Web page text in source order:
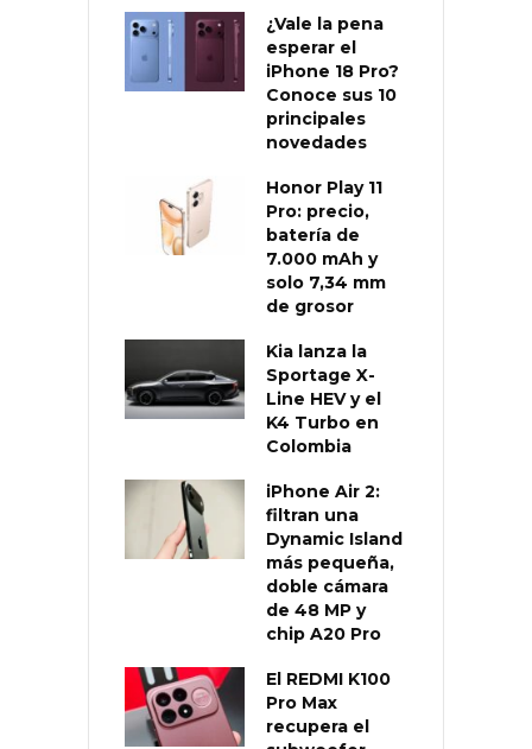
¿Vale la pena
esperar el
iPhone 18 Pro?
Conoce sus 10
principales
novedades
Honor Play 11
Pro: precio,
batería de
7.000 mAh y
solo 7,34 mm
de grosor
Kia lanza la
Sportage X-
Line HEV y el
K4 Turbo en
Colombia
iPhone Air 2:
filtran una
Dynamic Island
más pequeña,
doble cámara
de 48 MP y
chip A20 Pro
El REDMI K100
Pro Max
recupera el